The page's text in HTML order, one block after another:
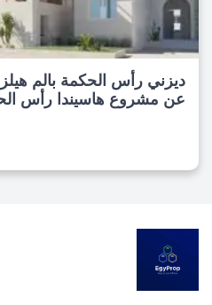
ديزني رأس الحكمة بالم
عن مشروع هاسيندا رأس